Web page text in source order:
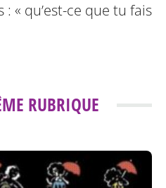
« qu’est-ce que tu fais
RUBRIQUE